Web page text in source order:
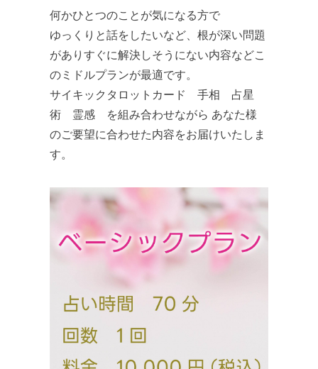
何かひとつのことが気になる方で
ゆっくりと話をしたいなど、根が深い問題
がありすぐに解決しそうにない内容などこ
のミドルプランが最適です。
​​サイキックタロットカード 手相 占星
術 霊感 を組み合わせながら​ ​​あなた様
のご要望に合わせた内容をお届けいたしま
す。